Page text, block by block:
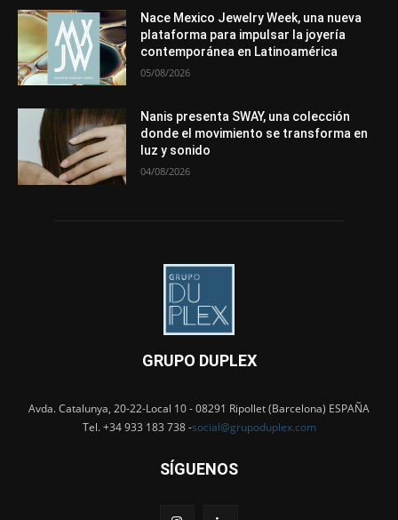
Nace Mexico Jewelry Week, una nueva
plataforma para impulsar la joyería
contemporánea en Latinoamérica
05/08/2026
Nanis presenta SWAY, una colección
donde el movimiento se transforma en
luz y sonido
04/08/2026
GRUPO DUPLEX
Avda. Catalunya, 20-22-Local 10 - 08291 Ripollet (Barcelona) ESPAÑA
Tel. +34 933 183 738 -social@grupoduplex.com
SÍGUENOS